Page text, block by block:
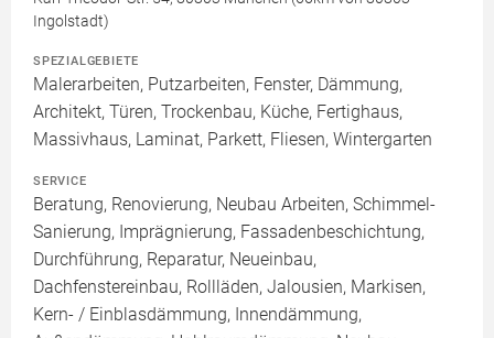
Ingolstadt)
SPEZIALGEBIETE
Malerarbeiten, Putzarbeiten, Fenster, Dämmung,
Architekt, Türen, Trockenbau, Küche, Fertighaus,
Massivhaus, Laminat, Parkett, Fliesen, Wintergarten
SERVICE
Beratung, Renovierung, Neubau Arbeiten, Schimmel-
Sanierung, Imprägnierung, Fassadenbeschichtung,
Durchführung, Reparatur, Neueinbau,
Dachfenstereinbau, Rollläden, Jalousien, Markisen,
Kern- / Einblasdämmung, Innendämmung,